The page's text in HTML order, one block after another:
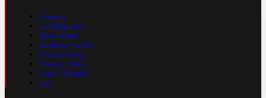
Contatti
La Redazione
Nota Legale
Gestione Cookie
Cookie Policy
Privacy Policy
Cond. Generali
Faq